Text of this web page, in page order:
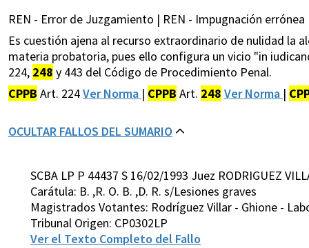
REN - Error de Juzgamiento | REN - Impugnación errónea
Es cuestión ajena al recurso extraordinario de nulidad la
materia probatoria, pues ello configura un vicio "in
224, 248 y 443 del Código de Procedimiento Penal.
CPPB Art. 224Ver Norma | CPPB Art. 248 Ver Norma |
OCULTAR FALLOS DEL SUMARIO
SCBA LP P 44437 S 16/02/1993 Juez RODRIGUEZ
Carátula: B. ,R. O. B. ,D. R. s/Lesiones graves
Magistrados Votantes: Rodríguez Villar - Ghione -
Tribunal Origen: CP0302LP
Ver el Texto Completo del Fallo